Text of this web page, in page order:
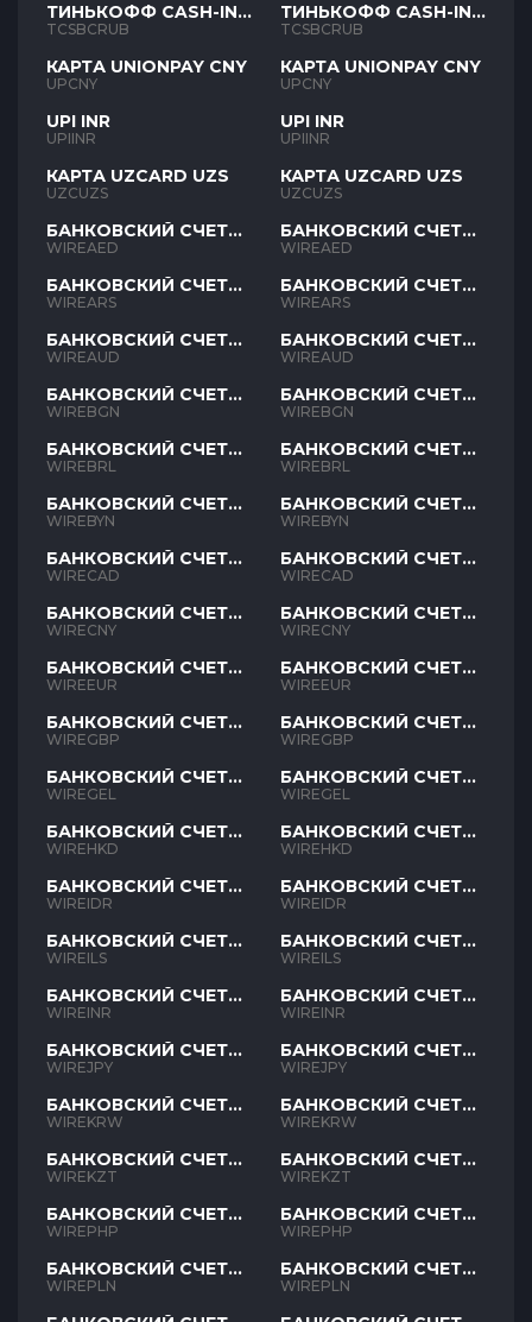
ТИНЬКОФФ CASH-IN
RUB
TCSBCRUB
КАРТА UNIONPAY CNY
UPCNY
UPI INR
UPIINR
КАРТА UZCARD UZS
UZCUZS
БАНКОВСКИЙ СЧЕТ
AED
WIREAED
БАНКОВСКИЙ СЧЕТ
ARS
WIREARS
БАНКОВСКИЙ СЧЕТ
AUD
WIREAUD
БАНКОВСКИЙ СЧЕТ
BGN
WIREBGN
БАНКОВСКИЙ СЧЕТ
BRL
WIREBRL
БАНКОВСКИЙ СЧЕТ
BYN
WIREBYN
БАНКОВСКИЙ СЧЕТ
CAD
WIRECAD
БАНКОВСКИЙ СЧЕТ
CNY
WIRECNY
БАНКОВСКИЙ СЧЕТ
EUR
WIREEUR
БАНКОВСКИЙ СЧЕТ
GBP
WIREGBP
БАНКОВСКИЙ СЧЕТ
GEL
WIREGEL
БАНКОВСКИЙ СЧЕТ
HKD
WIREHKD
БАНКОВСКИЙ СЧЕТ
IDR
WIREIDR
БАНКОВСКИЙ СЧЕТ
ILS
WIREILS
БАНКОВСКИЙ СЧЕТ
INR
WIREINR
БАНКОВСКИЙ СЧЕТ
JPY
WIREJPY
БАНКОВСКИЙ СЧЕТ
KRW
WIREKRW
БАНКОВСКИЙ СЧЕТ
KZT
WIREKZT
БАНКОВСКИЙ СЧЕТ
PHP
WIREPHP
БАНКОВСКИЙ СЧЕТ
PLN
WIREPLN
ТИНЬКОФФ CASH-IN
RUB
TCSBCRUB
КАРТА UNIONPAY CNY
UPCNY
UPI INR
UPIINR
КАРТА UZCARD UZS
UZCUZS
БАНКОВСКИЙ СЧЕТ
AED
WIREAED
БАНКОВСКИЙ СЧЕТ
ARS
WIREARS
БАНКОВСКИЙ СЧЕТ
AUD
WIREAUD
БАНКОВСКИЙ СЧЕТ
BGN
WIREBGN
БАНКОВСКИЙ СЧЕТ
BRL
WIREBRL
БАНКОВСКИЙ СЧЕТ
BYN
WIREBYN
БАНКОВСКИЙ СЧЕТ
CAD
WIRECAD
БАНКОВСКИЙ СЧЕТ
CNY
WIRECNY
БАНКОВСКИЙ СЧЕТ
EUR
WIREEUR
БАНКОВСКИЙ СЧЕТ
GBP
WIREGBP
БАНКОВСКИЙ СЧЕТ
GEL
WIREGEL
БАНКОВСКИЙ СЧЕТ
HKD
WIREHKD
БАНКОВСКИЙ СЧЕТ
IDR
WIREIDR
БАНКОВСКИЙ СЧЕТ
ILS
WIREILS
БАНКОВСКИЙ СЧЕТ
INR
WIREINR
БАНКОВСКИЙ СЧЕТ
JPY
WIREJPY
БАНКОВСКИЙ СЧЕТ
KRW
WIREKRW
БАНКОВСКИЙ СЧЕТ
KZT
WIREKZT
БАНКОВСКИЙ СЧЕТ
PHP
WIREPHP
БАНКОВСКИЙ СЧЕТ
PLN
WIREPLN